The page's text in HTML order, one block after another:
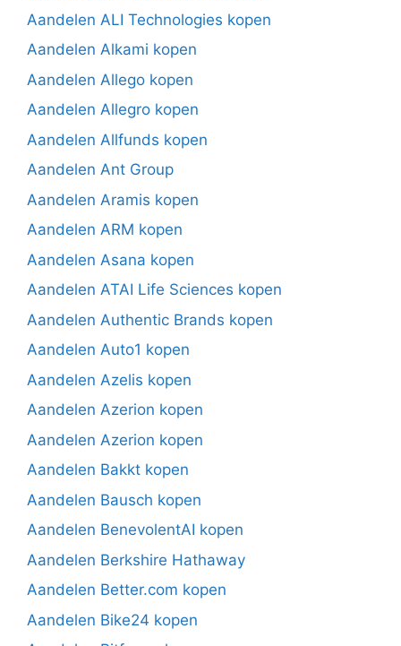
Aandelen ALI Technologies kopen
Aandelen Alkami kopen
Aandelen Allego kopen
Aandelen Allegro kopen
Aandelen Allfunds kopen
Aandelen Ant Group
Aandelen Aramis kopen
Aandelen ARM kopen
Aandelen Asana kopen
Aandelen ATAI Life Sciences kopen
Aandelen Authentic Brands kopen
Aandelen Auto1 kopen
Aandelen Azelis kopen
Aandelen Azerion kopen
Aandelen Azerion kopen
Aandelen Bakkt kopen
Aandelen Bausch kopen
Aandelen BenevolentAI kopen
Aandelen Berkshire Hathaway
Aandelen Better.com kopen
Aandelen Bike24 kopen